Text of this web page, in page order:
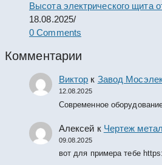
Высота электрического щита
18.08.2025/
0 Comments
Комментарии
Виктор к Завод
12.08.2025
Современное
Алексей к Чертеж
09.08.2025
вот для примера тебе